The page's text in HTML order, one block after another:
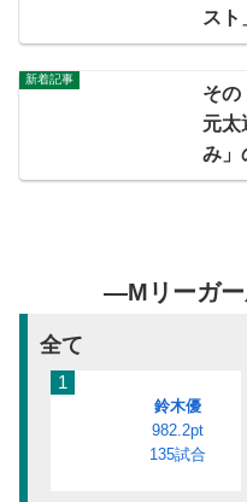
スト
新着記事
その
元太
み」
―Mリーガ
全て
1
鈴木優
982.2pt
135試合